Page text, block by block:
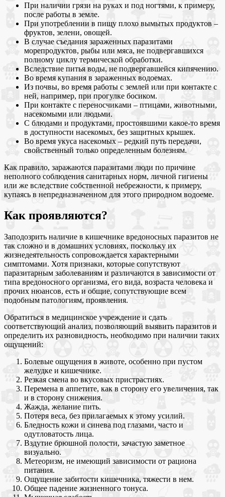
При наличии грязи на руках и под ногтями, к примеру,
после работы в земле.
При употреблении в пищу плохо вымытых продуктов –
фруктов, зелени, овощей.
В случае съедания зараженных паразитами
морепродуктов, рыбы или мяса, не подвергавшихся
полному циклу термической обработки.
Вследствие питья воды, не подвергавшейся кипячению.
Во время купания в зараженных водоемах.
Из почвы, во время работы с землей или при контакте с
ней, например, при прогулке босиком.
При контакте с переносчиками – птицами, животными,
насекомыми или людьми.
С блюдами и продуктами, простоявшими какое-то время
в доступности насекомых, без защитных крышек.
Во время укуса насекомых – редкий путь передачи,
свойственный только определенным болезням.
Как правило, заражаются паразитами люди по причине
неполного соблюдения санитарных норм, личной гигиены
или же вследствие собственной небрежности, к примеру,
купаясь в непредназначенном для этого природном водоеме.
Как проявляются?
Заподозрить наличие в кишечнике вредоносных паразитов не
так сложно и в домашних условиях, поскольку их
жизнедеятельность сопровождается характерными
симптомами. Хотя признаки, которые сопутствуют
паразитарным заболеваниям и различаются в зависимости от
типа вредоносного организма, его вида, возраста человека и
прочих нюансов, есть и общие, сопутствующие всем
подобным патологиям, проявления.
Обратиться в медицинское учреждение и сдать
соответствующий анализ, позволяющий выявить паразитов и
определить их разновидность, необходимо при наличии таких
ощущений:
Болевые ощущения в животе, особенно при пустом
желудке и кишечнике.
Резкая смена во вкусовых пристрастиях.
Перемена в аппетите, как в сторону его увеличения, так
и в сторону снижения.
Жажда, желание пить.
Потеря веса, без прилагаемых к этому усилий.
Бледность кожи и синева под глазами, часто и
одутловатость лица.
Вздутие брюшной полости, зачастую заметное
визуально.
Метеоризм, не имеющий зависимости от рациона
питания.
Ощущение забитости кишечника, тяжести в нем.
Общее падение жизненного тонуса.